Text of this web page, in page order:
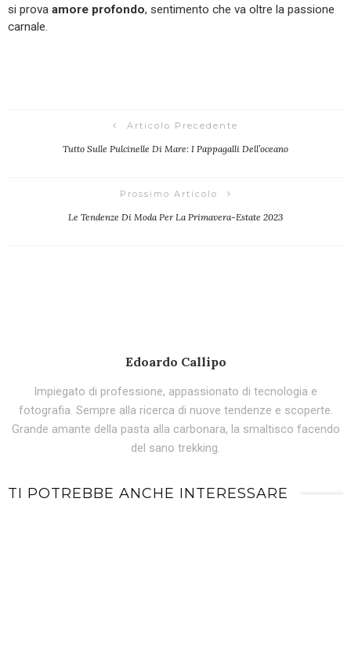
si prova amore profondo, sentimento che va oltre la passione
carnale.
Articolo Precedente
Tutto Sulle Pulcinelle Di Mare: I Pappagalli Dell’oceano
Prossimo Articolo
Le Tendenze Di Moda Per La Primavera-Estate 2023
Edoardo Callipo
Impiegato di professione, appassionato di tecnologia e
fotografia. Sempre alla ricerca di nuove tendenze e scoperte.
Grande amante della pasta alla carbonara, la smaltisco facendo
del sano trekking.
TI POTREBBE ANCHE INTERESSARE